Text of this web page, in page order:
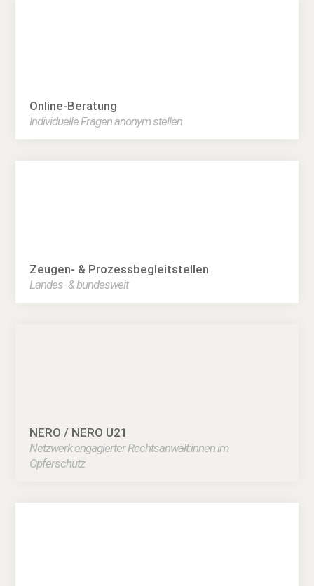
Online-Beratung
Individuelle Fragen anonym stellen
Zeugen- & Prozessbegleitstellen
Landes- & bundesweit
NERO / NERO U21
Netzwerk engagierter Rechtsanwält:innen im
Opferschutz